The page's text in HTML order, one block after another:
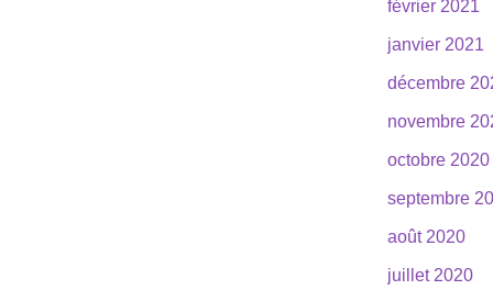
février 2021
janvier 2021
décembre
novembre
octobre 2020
septembre
août 2020
juillet 2020